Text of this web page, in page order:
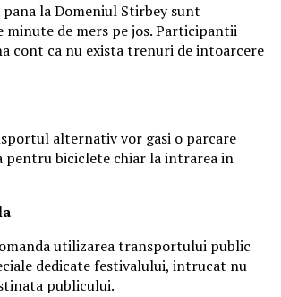
pana la Domeniul Stirbey sunt
minute de mers pe jos. Participantii
cont ca nu exista trenuri de intoarcere
alternativ vor gasi o parcare
pentru biciclete chiar la intrarea in
a
utilizarea transportului public
dedicate festivalului, intrucat nu
publicului.